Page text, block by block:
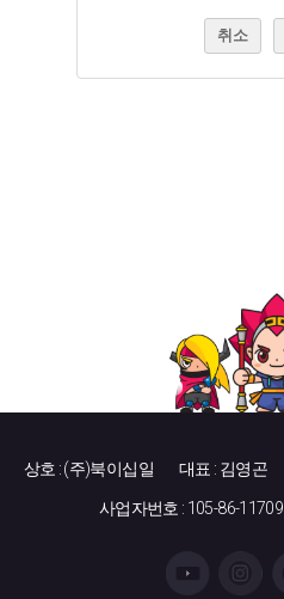
취소
상호 : (주)북이십일 대표 : 김영곤
사업자번호 : 105-86-11709